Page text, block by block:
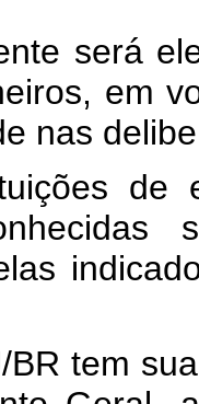
será
em
nas
de
tem